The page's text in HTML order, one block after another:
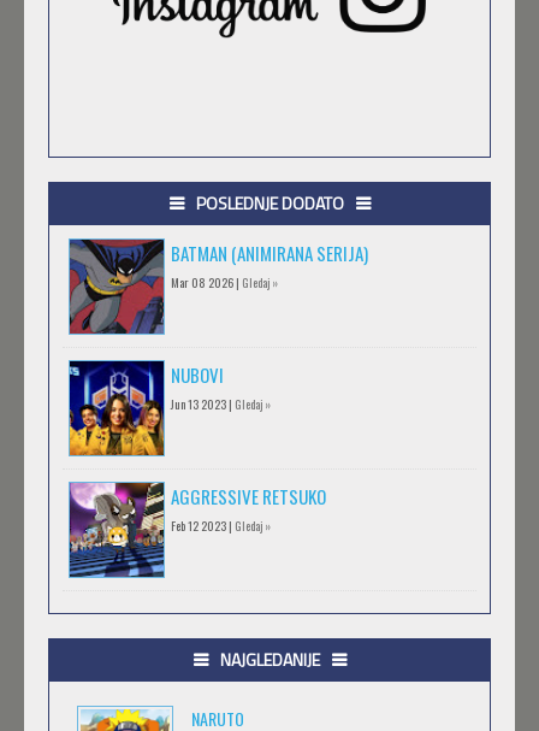
POSLEDNJE DODATO
BATMAN (ANIMIRANA SERIJA)
Mar 08 2026 | Gledaj »
NUBOVI
Jun 13 2023 | Gledaj »
AGGRESSIVE RETSUKO
Feb 12 2023 | Gledaj »
.HACK//GIFT
NAJGLEDANIJE
NARUTO